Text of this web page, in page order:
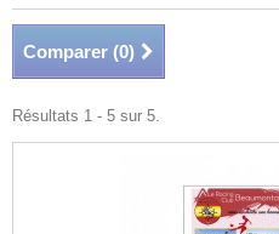
Comparer (0)
Résultats 1 - 5 sur 5.